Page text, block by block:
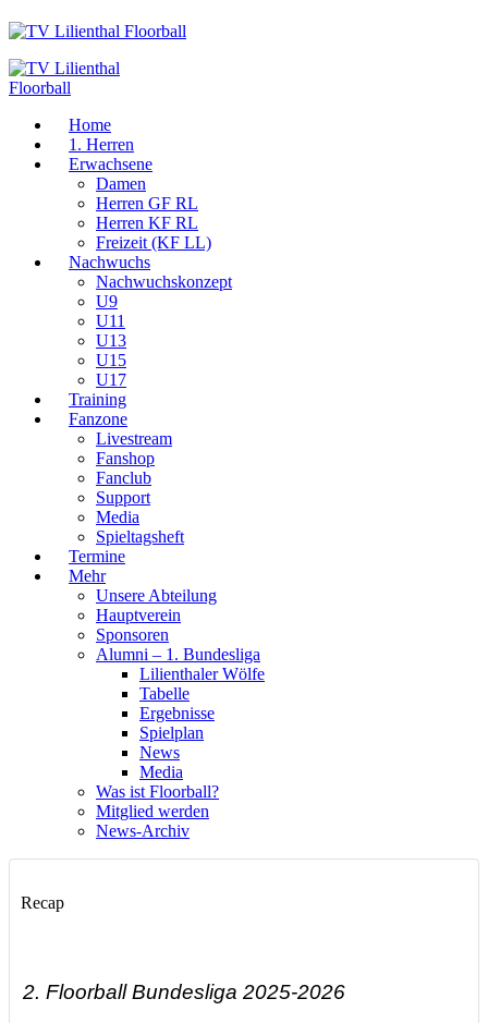
Home
1. Herren
Erwachsene
Damen
Herren GF RL
Herren KF RL
Freizeit (KF LL)
Nachwuchs
Nachwuchskonzept
U9
U11
U13
U15
U17
Training
Fanzone
Livestream
Fanshop
Fanclub
Support
Media
Spieltagsheft
Termine
Mehr
Unsere Abteilung
Hauptverein
Sponsoren
Alumni – 1. Bundesliga
Lilienthaler Wölfe
Tabelle
Ergebnisse
Spielplan
News
Media
Was ist Floorball?
Mitglied werden
News-Archiv
Recap
2. Floorball Bundesliga 2025-2026